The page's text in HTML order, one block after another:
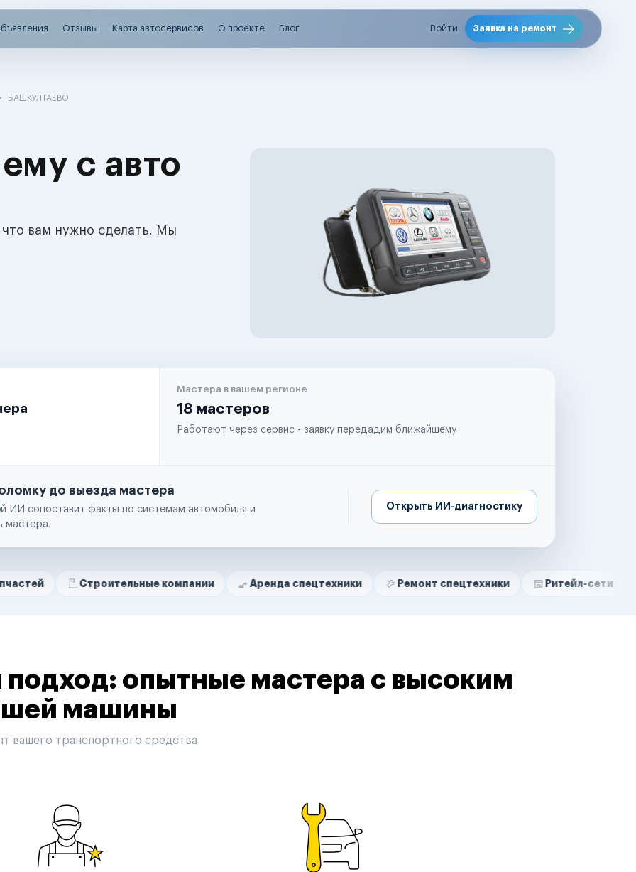
Отзывы Карта автосервисов О проекте Блог Войти Заявка на ремонт
БАШКУЛТАЕВО
с авто
вам нужно сделать. Мы
Мастера в вашем регионе
18 мастеров
Работают через сервис - заявку передадим ближайшему
до выезда мастера
ИИ сопоставит факты по системам автомобиля и
мастера.
Открыть ИИ-диагностику
Строительные компании Аренда спецтехники Ремонт спецтехники Ритейл-сети
опытные мастера с высоким
машины
вашего транспортного средства